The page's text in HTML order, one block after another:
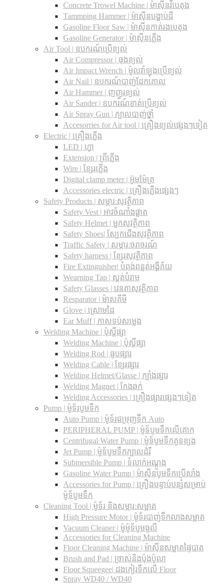
Concrete Trowel Machine | ម៉ាស៊ីនវីបេតុង
Tammping Hammer | ម៉ាស៊ីនបង្ហាប់ដី
Gasoline Floor Saw | ម៉ាស៊ីនកាត់រងបេតុង
Gasoline Generator | ម៉ាស៊ីនភ្លើង
Air Tool | ឧបករណ៍ប្រើខ្យល់
Air Compressor | ធុងខ្យល់
Air Impact Wrench | ម៉ូលវ៉ាឡុងប្រើខ្យល់
Air Nail | ឧបករណ៍បាញ់ដែកគោល
Air Hammer | ញញួរខ្យល់
Air Sander | ឧបករណ៍ខាត់ប្រើខ្យល់
Air Spray Gun | ក្បាលបាញ់ថ្នាំ
Accesorries for Air tool | គ្រឿងខ្យល់ផ្សេងៗទៀត
Electric | គ្រឿងភ្លើង
LED | ហ្វា
Extension | ព្រីភ្លើង
Wire | ខ្សែរភ្លើង
Digital clamp meter | អ៊ូមម៉ែត្រ
Accessories electric | គ្រឿងភ្លើងផ្សេងៗ
Safety Products | សម្ភារ:សុវត្ថិភាព
Safety Vest | អាវចំណាំងផ្លាត
Safety Helmet | មួកសុវត្ថិភាព
Safety Shoes| ស្បែកជើងសុវត្ថិភាព
Traffic Safety​ | សម្ភារ:ចរាចរណ៍
Safety harness | ខ្សែរសុវត្ថិភាព
Fire Extinguisher| បំពង់ពន្លត់អង្គីភ័យ
Wearning Tap | ស្គត់បំរាម
Safety Glasses | វេនតាសុវត្ថិភាព
Resparator | ម៉ាសគីមី
Glove | ស្រោមដៃ
Ear Muff | កាសទប់សម្លេង
Welding Machine | ប៉ុស្តិ៍ផ្សា
Welding Machine | ប៉ុស្តិ៍ផ្សា
Welding Rod | ធូបផ្សារ
Welding Cable | ខ្សែរផ្សារ
Welding Helmet/Glasse | ក្បាំងផ្សារ
Welding Magnet | កែងឆក់
Welding Accessories | គ្រឿងផ្សារផ្សេងៗទៀត
Pump | ម៉ូទ័របូមទឹក
Auto Pump | ម៉ូទ័រជម្រុញទឹក Auto
PERIPHERAL PUMP | ម៉ូទ័បូមទឹកលើគោក
Centrifugal Water Pump | ម៉ូទ័បូមទឹកគូទខ្យង
Jet Pump | ម៉ូទ័បូមទឹកក្បាលដំរី
Submersible Pump | ទំលាក់អណ្តូង
Gasoline Water Pump | ម៉ាស៊ីនបូមទឹកប្រើសាំង
Accessories for Pump | គ្រឿងបន្ទាប់បន្សំសម្រាប់
ម៉ូទ័បូមទឹក
Cleaning Tool | ម៉ូទ័រ និងសម្ភារ:សម្អាត
High Pressure Motor | ម៉ូទ័របាញ់ទឹកលាងសម្អាត
Vacuum Cleaner | ម៉ូម៉ូទ័បូមធូលី
Accessories for Cleaning Machine
Floor Cleaning Machine | ម៉ាស៊ីនសម្អាតផ្ទៃបាត
Brush and Pad | ច្រាស់និងប៉ុងប៉ូលា
Floor Squeegee| ដងកៀរទឺកលើ Floor
Spray WD40 / WD40